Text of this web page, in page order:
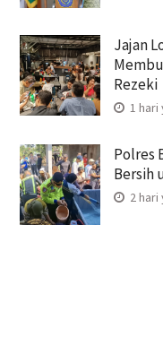
Jajan
Rezeki
1 hari
Polres
Bersih
2 hari